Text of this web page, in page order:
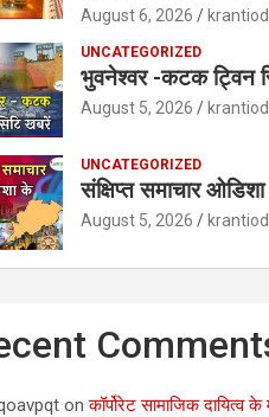
August 6, 2026
UNCATEGORIZED
भुवनेश्वर -कटक ट्विन
August 5, 2026
UNCATEGORIZED
संक्षिप्त समाचार
August 5, 2026
onकॉर्पोरेट सामाजिक दायित्व